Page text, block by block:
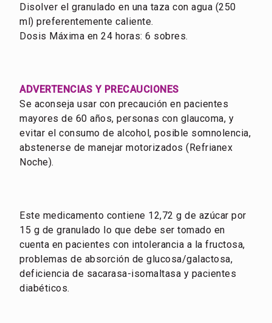
Disolver el granulado en una taza con agua (250
ml) preferentemente caliente.
Dosis Máxima en 24 horas: 6 sobres.
ADVERTENCIAS Y PRECAUCIONES
Se aconseja usar con precaución en pacientes
mayores de 60 años, personas con glaucoma, y
evitar el consumo de alcohol, posible somnolencia,
abstenerse de manejar motorizados (Refrianex
Noche).
Este medicamento contiene 12,72 g de azúcar por
15 g de granulado lo que debe ser tomado en
cuenta en pacientes con intolerancia a la fructosa,
problemas de absorción de glucosa/galactosa,
deficiencia de sacarasa-isomaltasa y pacientes
diabéticos.